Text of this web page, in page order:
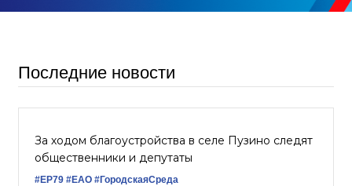
Последние новости
За ходом благоустройства в селе Пузино следят
общественники и депутаты
#ЕР79 #ЕАО #ГородскаяСреда